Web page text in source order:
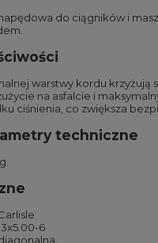
do ciągników i
warstwy kordu
na asfalcie i
ciśnienia, co zwiększa
techniczne
6